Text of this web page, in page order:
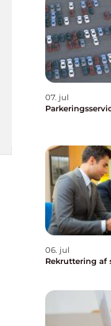
07. jul
06. jul
Rekruttering af